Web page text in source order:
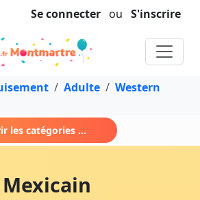
Se connecter ou S'inscrire
Adulte
Western
les catégories ...
Mexicain